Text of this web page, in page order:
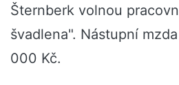
Šternberk volnou
švadlena". Nástupní
000 Kč.